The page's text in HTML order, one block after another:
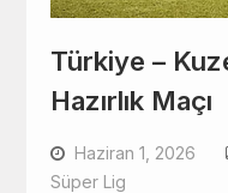
Türkiye –
Hazırlık Maçı
Haziran 1, 2026
Süper Lig